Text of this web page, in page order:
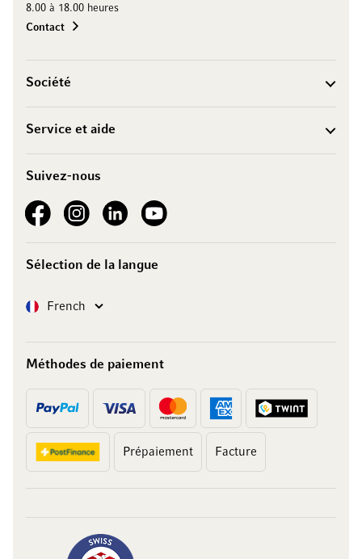
8.00 à 18.00 heures
Contact
Société
Service et aide
Suivez-nous
See our FacebookSee our Instagram account
See our LinkedInSee our YouTube channel
Sélection de la langue
LangueFrench
Méthodes de paiement
Prépaiement Facture